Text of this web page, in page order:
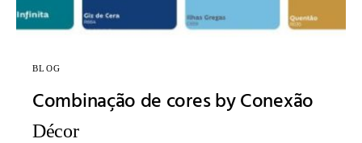
BLOG
Combinação de cores by Conexão
Décor